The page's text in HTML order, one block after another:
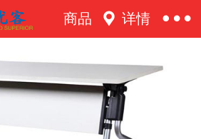
商品 详情